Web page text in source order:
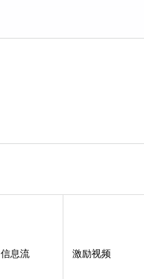
信息流 激励视频